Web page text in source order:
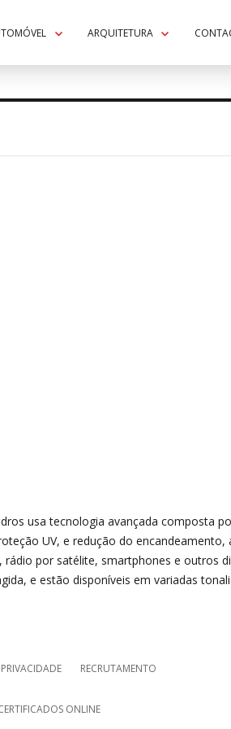
ARQUITETURA
usa tecnologia avançada composta
UV, e redução do
rádio por satélite, smartphones e outros
e estão disponíveis em variadas
RECRUTAMENTO
ONLINE